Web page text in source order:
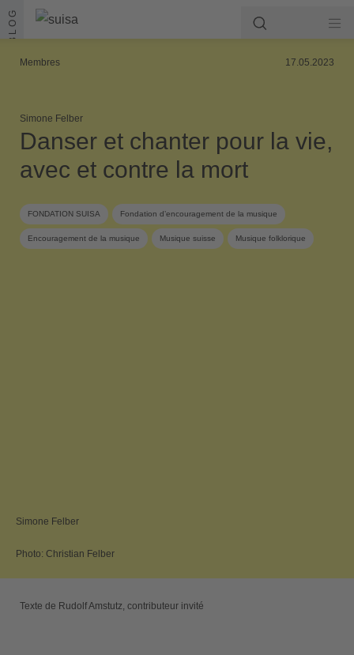
Aller au contenu
BLOG
Membres 17.05.2023
Simone Felber
Danser et chanter pour la vie,
avec et contre la mort
FONDATION SUISA Fondation d’encouragement de la musique
Encouragement de la musique Musique suisse Musique folklorique
Simone Felber
Photo: Christian Felber
Texte de Rudolf Amstutz, contributeur invité